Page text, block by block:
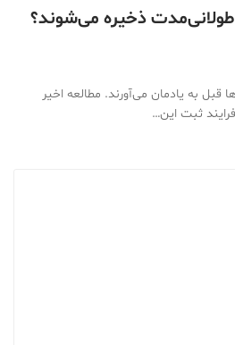
طولانی‌مدت ذخیره می‌شوند؟
قبل به یادمان می‌آورند. مطالعه اخیر
ثبت این…